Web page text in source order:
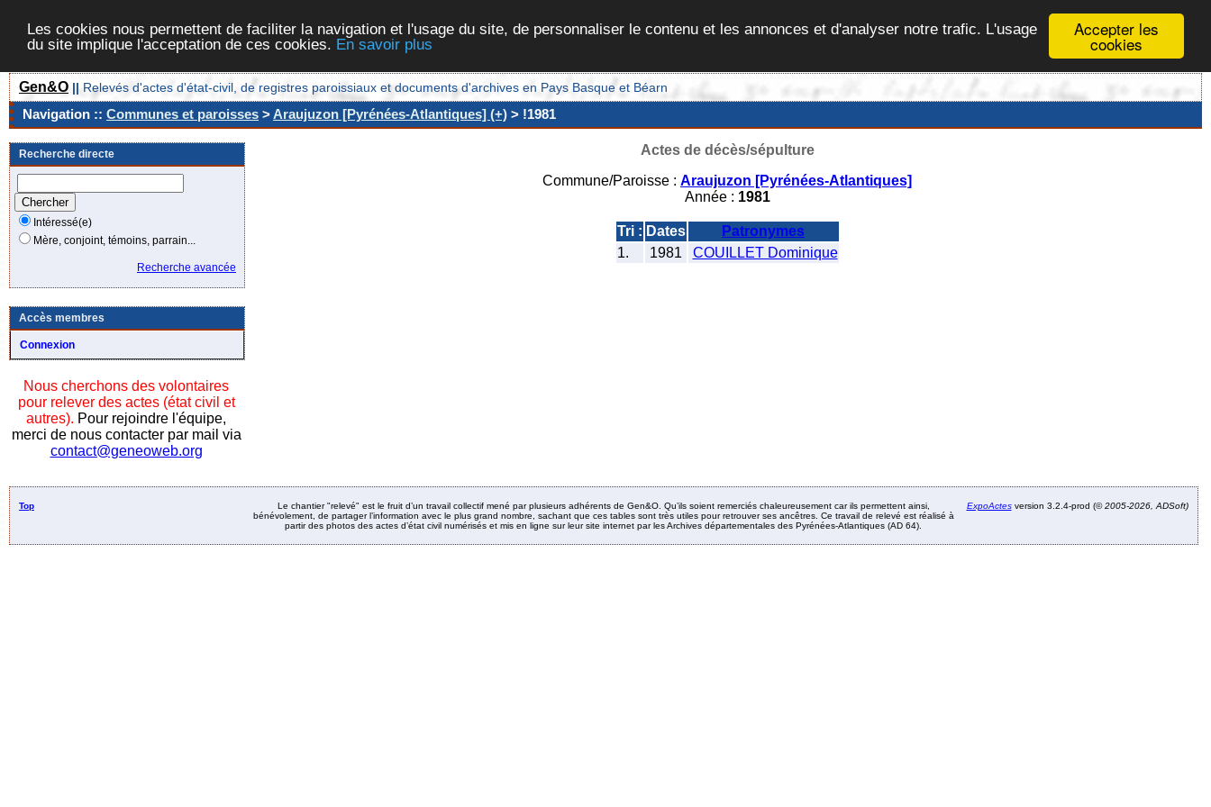
Accepter les
cookies
Les cookies nous permettent de faciliter la navigation et l'usage du site, de personnaliser le contenu et les annonces et d'analyser notre trafic. L'usage
du site implique l'acceptation de ces cookies. En savoir plus
Gen&O || Relevés d'actes d'état-civil, de registres paroissiaux et documents d'archives en Pays Basque et Béarn
Navigation :: Communes et paroisses >Araujuzon [Pyrénées-Atlantiques] (+) > !1981
Recherche directe
Intéressé(e)
Mère, conjoint, témoins, parrain...
Recherche avancée
Accès membres
Connexion
Nous cherchons des volontaires
pour relever des actes (état civil et
autres). Pour rejoindre l'équipe,
merci de nous contacter par mail via
contact@geneoweb.org
Actes de décès/sépulture
Commune/Paroisse : Araujuzon [Pyrénées-Atlantiques]
Année : 1981
Tri : Dates
Patronymes
1.
1981 COUILLET Dominique
Top
Le chantier "relevé" est le fruit d’un travail collectif mené par plusieurs adhérents de Gen&O. Qu’ils soient remerciés chaleureusement car ils permettent ainsi,
bénévolement, de partager l’information avec le plus grand nombre, sachant que ces tables sont très utiles pour retrouver ses ancêtres. Ce travail de relevé est réalisé à
partir des photos des actes d’état civil numérisés et mis en ligne sur leur site internet par les Archives départementales des Pyrénées-Atlantiques (AD 64).
ExpoActesversion 3.2.4-prod (©2005-2026, ADSoft)